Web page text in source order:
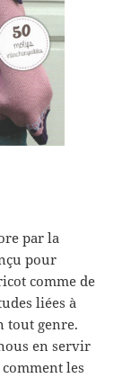
par la
pour
comme de
liées à
tout genre.
en servir
les